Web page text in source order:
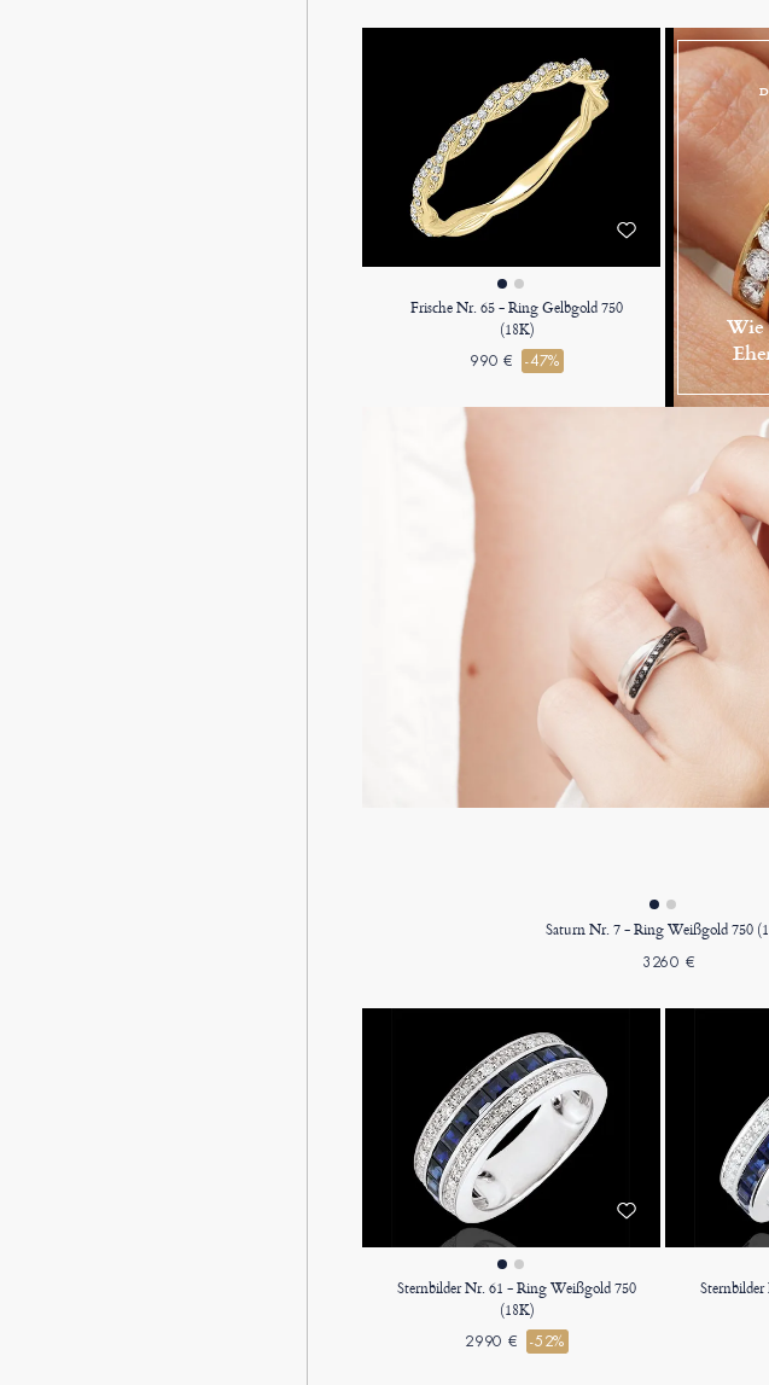
Frische Nr. 65 - Ring Gelbgold 750
(18K)
990 € -47%
Wie
Saturn Nr. 7 - Ring Weißgold 750
3260 €
Sternbilder Nr. 61 - Ring Weißgold 750
(18K)
2990 € -52%